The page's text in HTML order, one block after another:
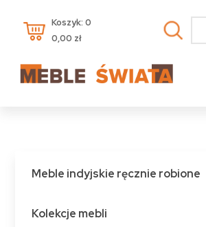
Koszyk: 0
0,00 zł
Meble indyjskie ręcznie robione
Kolekcje mebli